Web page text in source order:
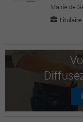
Mairie de
Titulaire